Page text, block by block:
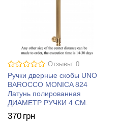
Отзывы: 0
Ручки дверные скобы UNO
BAROCCO MONICA 824
Латунь полированная
ДИАМЕТР РУЧКИ 4 СМ.
370 грн